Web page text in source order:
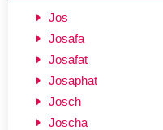
Jos
Josafa
Josafat
Josaphat
Josch
Joscha